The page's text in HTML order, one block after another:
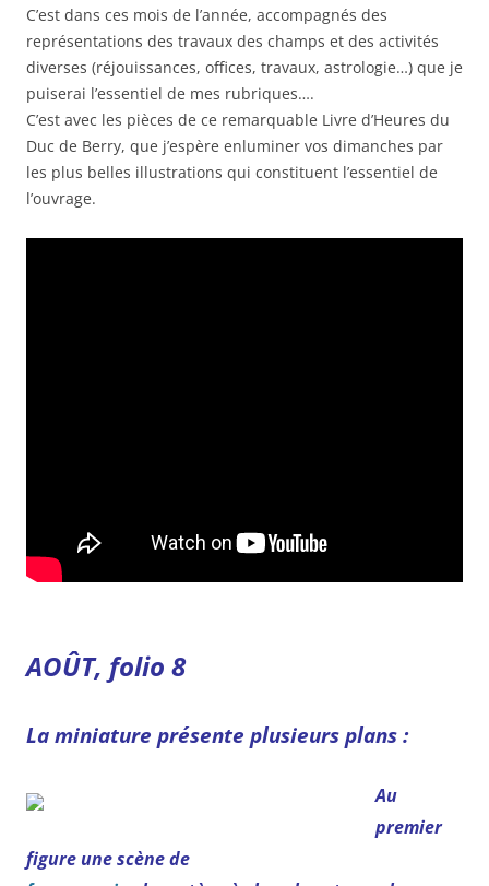
C’est dans ces mois de l’année, accompagnés des
représentations des travaux des champs et des activités
diverses (réjouissances, offices, travaux, astrologie…) que je
puiserai l’essentiel de mes rubriques….
C’est avec les pièces de ce remarquable Livre d’Heures du
Duc de Berry, que j’espère enluminer vos dimanches par
les plus belles illustrations qui constituent l’essentiel de
l’ouvrage.
AOÛT, folio 8
La miniature présente plusieurs plans :
Au
premier
figure une scène de